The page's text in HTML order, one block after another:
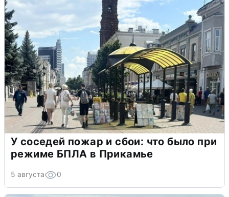
У соседей пожар и сбои: что было при
режиме БПЛА в Прикамье
5 августа 0